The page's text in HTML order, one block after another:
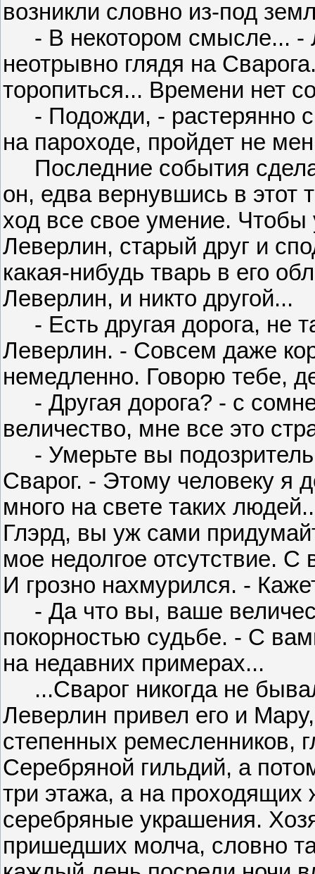
возникли словно из-под
- В некотором смысле... -
неотрывно глядя на
торопиться... Времени нет
- Подожди, - растерянно
на пароходе, пройдет не
Последние события
он, едва вернувшись в этот
ход все свое умение. Чтобы
Леверлин, старый друг и
какая-нибудь тварь в его
Леверлин, и никто другой...
- Есть другая дорога, не
Леверлин. - Совсем даже
немедленно. Говорю тебе,
- Другая дорога? - с
величество, мне все это
- Умерьте вы
Сварог. - Этому человеку я
много на свете таких
Глэрд, вы уж сами
мое недолгое отсутствие. С
И грозно нахмурился. -
- Да что вы, ваше
покорностью судьбе. - С
на недавних примерах...
...Сварог никогда не
Леверлин привел его и
степенных ремесленников,
Серебряной гильдий, а
три этажа, а на проходящих
серебряные украшения.
пришедших молча, словно